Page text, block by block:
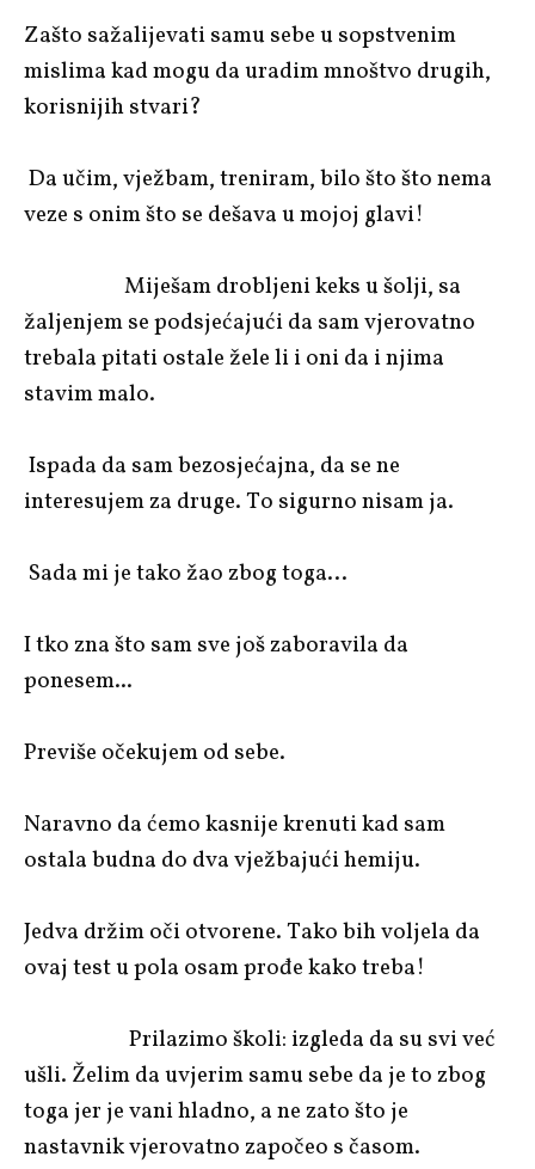
Zašto sažalijevati samu sebe u sopstvenim
mislima kad mogu da uradim mnoštvo drugih,
korisnijih stvari?
Da učim, vježbam, treniram, bilo što što nema
veze s onim što se dešava u mojoj glavi!
Miješam drobljeni keks u šolji, sa
žaljenjem se podsjećajući da sam vjerovatno
trebala pitati ostale žele li i oni da i njima
stavim malo.
Ispada da sam bezosjećajna, da se ne
interesujem za druge. To sigurno nisam ja.
Sada mi je tako žao zbog toga…
I tko zna što sam sve još zaboravila da
ponesem...
Previše očekujem od sebe.
Naravno da ćemo kasnije krenuti kad sam
ostala budna do dva vježbajući hemiju.
Jedva držim oči otvorene. Tako bih voljela da
ovaj test u pola osam prođe kako treba!
Prilazimo školi: izgleda da su svi već
ušli. Želim da uvjerim samu sebe da je to zbog
toga jer je vani hladno, a ne zato što je
nastavnik vjerovatno započeo s časom.